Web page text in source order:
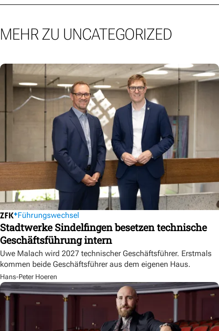
MEHR ZU UNCATEGORIZED
Führungswechsel
Stadtwerke Sindelfingen besetzen technische
Geschäftsführung intern
Uwe Malach wird 2027 technischer Geschäftsführer. Erstmals
kommen beide Geschäftsführer aus dem eigenen Haus.
Hans-Peter Hoeren